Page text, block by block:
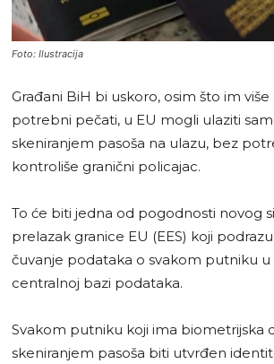
Foto: Ilustracija
Građani BiH bi uskoro, osim što im
potrebni pečati, u EU mogli ulaziti
skeniranjem pasoša na ulazu, bez
kontroliše granični policajac.
To će biti jedna od pogodnosti novog
prelazak granice EU (EES) koji
čuvanje podataka o svakom putniku u
centralnoj bazi podataka.
Svakom putniku koji ima biometrijska
skeniranjem pasoša biti utvrđen